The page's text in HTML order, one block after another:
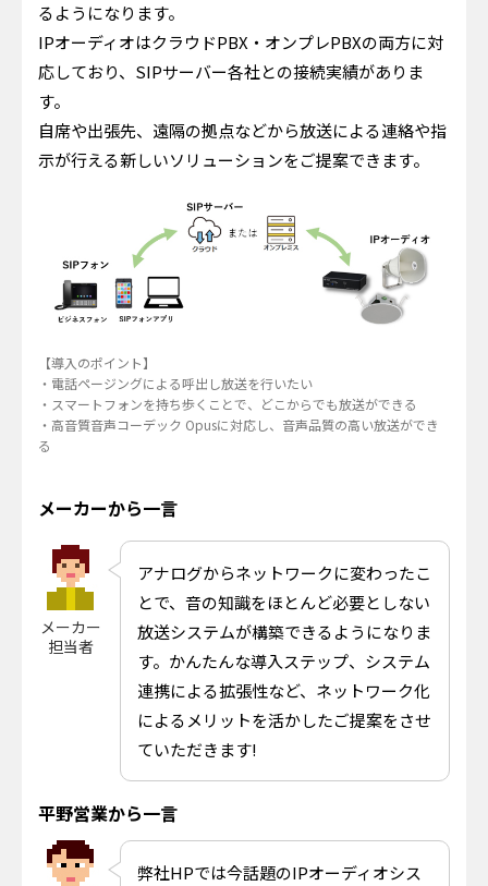
るようになります。
IPオーディオはクラウドPBX・オンプレPBXの両方に対
応しており、SIPサーバー各社との接続実績がありま
す。
自席や出張先、遠隔の拠点などから放送による連絡や指
示が行える新しいソリューションをご提案できます。
【導入のポイント】
・電話ページングによる呼出し放送を行いたい
・スマートフォンを持ち歩くことで、どこからでも放送ができる
・高音質音声コーデック Opusに対応し、音声品質の高い放送ができ
る
メーカーから一言
メーカー
担当者
アナログからネットワークに変わったこ
とで、音の知識をほとんど必要としない
放送システムが構築できるようになりま
す。かんたんな導入ステップ、システム
連携による拡張性など、ネットワーク化
によるメリットを活かしたご提案をさせ
ていただきます!
平野営業から一言
弊社HPでは今話題のIPオーディオシス